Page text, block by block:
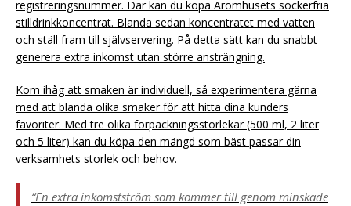
registreringsnummer. Där kan du köpa Aromhusets sockerfria
stilldrinkkoncentrat. Blanda sedan koncentratet med vatten
och ställ fram till självservering. På detta sätt kan du snabbt
generera extra inkomst utan större ansträngning.
Kom ihåg att smaken är individuell, så experimentera gärna
med att blanda olika smaker för att hitta dina kunders
favoriter. Med tre olika förpackningsstorlekar (500 ml, 2 liter
och 5 liter) kan du köpa den mängd som bäst passar din
verksamhets storlek och behov.
“En extra inkomstström som kommer till genom minskade